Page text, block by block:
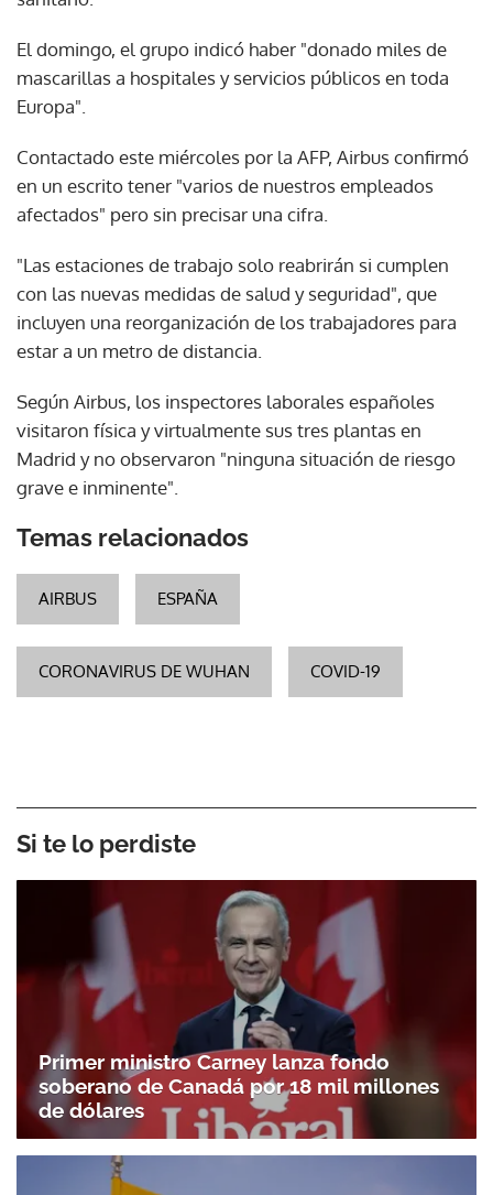
El domingo, el grupo indicó haber "donado miles de
mascarillas a hospitales y servicios públicos en toda
Europa".
Contactado este miércoles por la AFP, Airbus confirmó
en un escrito tener "varios de nuestros empleados
afectados" pero sin precisar una cifra.
"Las estaciones de trabajo solo reabrirán si cumplen
con las nuevas medidas de salud y seguridad", que
incluyen una reorganización de los trabajadores para
estar a un metro de distancia.
Según Airbus, los inspectores laborales españoles
visitaron física y virtualmente sus tres plantas en
Madrid y no observaron "ninguna situación de riesgo
grave e inminente".
Temas relacionados
AIRBUS ESPAÑA
CORONAVIRUS DE WUHAN COVID-19
Si te lo perdiste
Primer ministro Carney lanza fondo
soberano de Canadá por 18 mil millones
de dólares